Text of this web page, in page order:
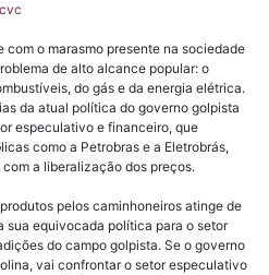
o marasmo presente na sociedade
de alto alcance popular: o
do gás e da energia elétrica.
da atual política do governo golpista
especulativo e financeiro, que
como a Petrobras e a Eletrobrás,
a liberalização dos preços.
pelos caminhoneiros atinge de
sua equivocada política para o setor
do campo golpista. Se o governo
vai confrontar o setor especulativo